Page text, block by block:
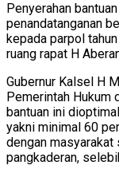
Penyerahan
penandatanganan
kepada parpol
ruang rapat H
Gubernur Kalsel H
Pemerintah Hukum
bantuan ini
yakni minimal 60
dengan
pangkaderan,